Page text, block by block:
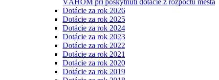
VÁHOM pri poskytnutí dotácie z rozpočtu mesta
Dotácie za rok 2026
Dotácie za rok 2025
Dotácie za rok 2024
Dotácie za rok 2023
Dotácie za rok 2022
Dotácie za rok 2021
Dotácie za rok 2020
Dotácie za rok 2019